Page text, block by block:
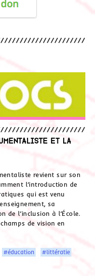
et la
revient sur son
l’introduction de
qui est venu
sa
de l’inclusion à l’École.
de vision en
#éducation #littératie